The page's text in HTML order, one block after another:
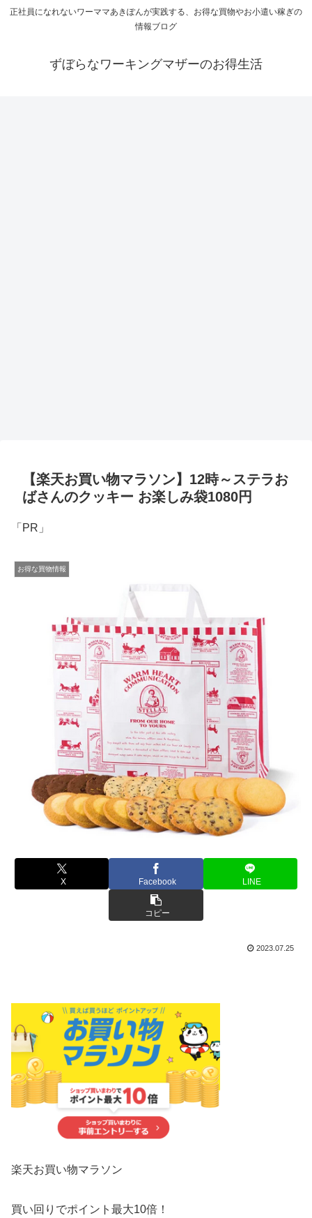
正社員になれないワーママあきぽんが実践する、お得な買物やお小遣い稼ぎの
情報ブログ
ずぼらなワーキングマザーのお得生活
【楽天お買い物マラソン】12時～ステラお
ばさんのクッキー お楽しみ袋1080円
「PR」
お得な買物情報
X Facebook LINE
コピー
2023.07.25
楽天お買い物マラソン
買い回りでポイント最大10倍！